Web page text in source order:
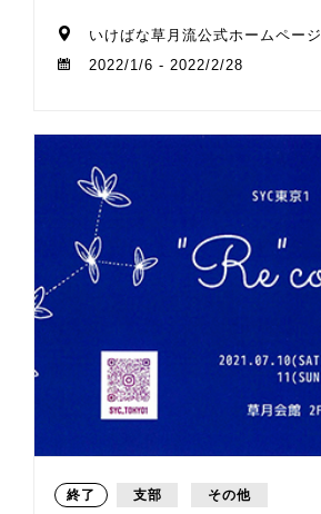
いけばな草月流公式ホームページ
2022/1/6 - 2022/2/28
終了 支部 その他